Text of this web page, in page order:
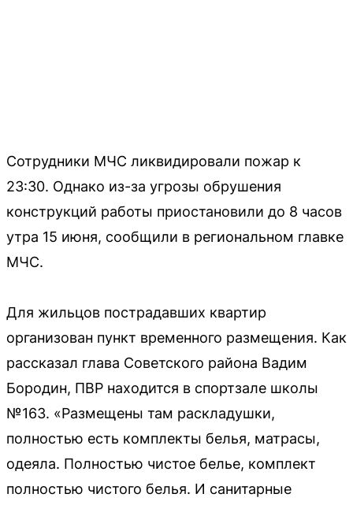
Сотрудники МЧС ликвидировали пожар к
23:30. Однако из-за угрозы обрушения
конструкций работы приостановили до 8 часов
утра 15 июня, сообщили в региональном главке
МЧС.
Для жильцов пострадавших квартир
организован пункт временного размещения. Как
рассказал глава Советского района Вадим
Бородин, ПВР находится в спортзале школы
№163. «Размещены там раскладушки,
полностью есть комплекты белья, матрасы,
одеяла. Полностью чистое белье, комплект
полностью чистого белья. И санитарные